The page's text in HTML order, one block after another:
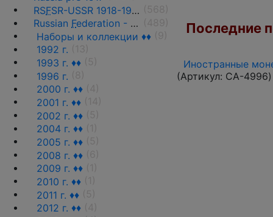
RSFSR-USSR 1918-1991
Russian Federation - 1991 - n.d.
Наборы и коллекции ♦♦
1992 г.
1993 г. ♦♦
1996 г.
2000 г. ♦♦
2001 г. ♦♦
2002 г. ♦♦
2004 г. ♦♦
2005 г. ♦♦
2008 г. ♦♦
2009 г. ♦♦
2010 г. ♦♦
2011 г. ♦♦
2012 г. ♦♦
Последние
Иностранные
(Артикул: CA-4996)